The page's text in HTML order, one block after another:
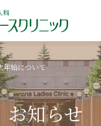
年始について
お知らせ